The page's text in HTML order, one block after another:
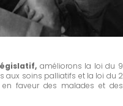
améliorons la loi du 9
aux soins palliatifs et la loi du 2
en faveur des malades et des